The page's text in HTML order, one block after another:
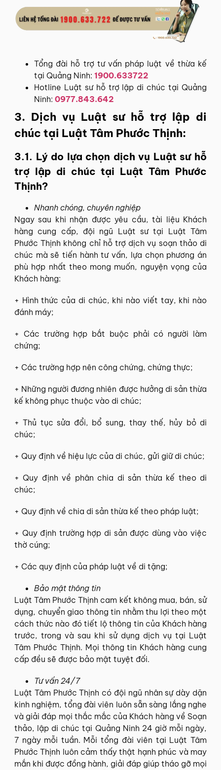
Tổng đài hỗ trợ tư vấn pháp luật về thừa kế
tại Quảng Ninh: 1900.633722
Hotline Luật sư hỗ trợ lập di chúc tại Quảng
Ninh: 0977.843.642
3. Dịch vụ Luật sư hỗ trợ lập di
chúc tại Luật Tâm Phước Thịnh:
3.1. Lý do lựa chọn dịch vụ Luật sư hỗ
trợ lập di chúc tại Luật Tâm Phước
Thịnh?
Nhanh chóng, chuyên nghiệp
Ngay sau khi nhận được yêu cầu, tài liệu Khách
hàng cung cấp, đội ngũ Luật sư tại Luật Tâm
Phước Thịnh không chỉ hỗ trợ dịch vụ soạn thảo di
chúc mà sẽ tiến hành tư vấn, lựa chọn phương án
phù hợp nhất theo mong muốn, nguyện vọng của
Khách hàng:
+ Hình thức của di chúc, khi nào viết tay, khi nào
đánh máy;
+ Các trường hợp bắt buộc phải có người làm
chứng;
+ Các trường hợp nên công chứng, chứng thực;
+ Những người đương nhiên được hưởng di sản thừa
kế không phục thuộc vào di chúc;
+ Thủ tục sửa đổi, bổ sung, thay thế, hủy bỏ di
chúc;
+ Quy định về hiệu lực của di chúc, gửi giữ di chúc;
+ Quy định về phân chia di sản thừa kế theo di
chúc;
+ Quy định về chia di sản thừa kế theo pháp luật;
+ Quy định trường hợp di sản được dùng vào việc
thờ cúng;
+ Các quy định của pháp luật về di tặng;
Bảo mật thông tin
Luật Tâm Phước Thịnh cam kết không mua, bán, sử
dụng, chuyển giao thông tin nhằm thu lợi theo một
cách thức nào đó tiết lộ thông tin của Khách hàng
trước, trong và sau khi sử dụng dịch vụ tại Luật
Tâm Phước Thịnh. Mọi thông tin Khách hàng cung
cấp đều sẽ được bảo mật tuyệt đối.
Tư vấn 24/7
Luật Tâm Phước Thịnh có đội ngũ nhân sự dày dặn
kinh nghiệm, tổng đài viên luôn sẵn sàng lắng nghe
và giải đáp mọi thắc mắc của Khách hàng về Soạn
thảo, lập di chúc tại Quảng Ninh 24 giờ mỗi ngày,
7 ngày mỗi tuần. Mỗi tổng đài viên tại Luật Tâm
Phước Thịnh luôn cảm thấy thật hạnh phúc và may
mắn khi được đồng hành, giải đáp giúp tháo gỡ mọi